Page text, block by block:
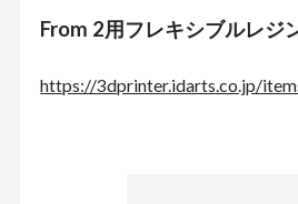
From 2用フレキシブルレジ
https://3dprinter.idarts.co.jp/